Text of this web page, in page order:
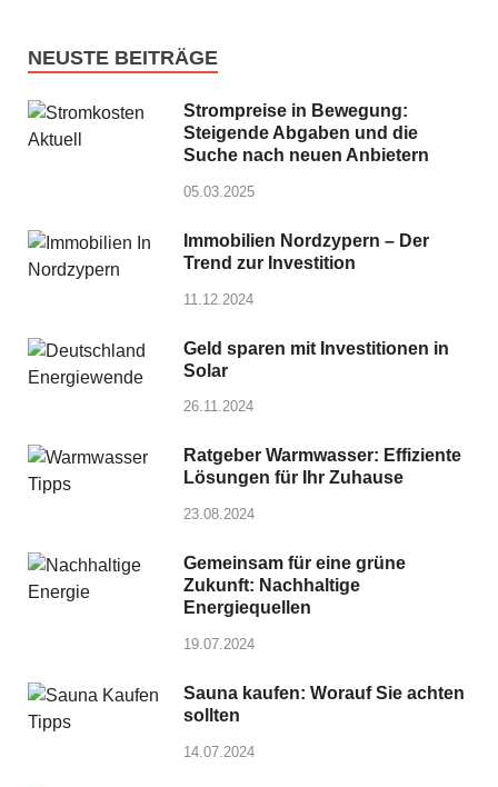
NEUSTE BEITRÄGE
Strompreise in Bewegung:
Steigende Abgaben und die
Suche nach neuen Anbietern
05.03.2025
Immobilien Nordzypern – Der
Trend zur Investition
11.12.2024
Geld sparen mit Investitionen in
Solar
26.11.2024
Ratgeber Warmwasser: Effiziente
Lösungen für Ihr Zuhause
23.08.2024
Gemeinsam für eine grüne
Zukunft: Nachhaltige
Energiequellen
19.07.2024
Sauna kaufen: Worauf Sie achten
sollten
14.07.2024